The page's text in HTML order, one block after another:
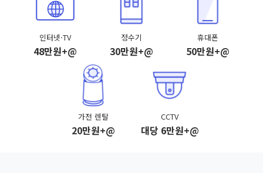
인터넷·TV
48만원+@
정수기
30만원+@
휴대폰
50만원+@
가전 렌탈
20만원+@
CCTV
대당 6만원+@